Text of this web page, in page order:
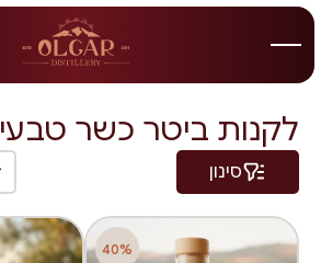
לקנות ביטר כשר טבעי
סינון
40%